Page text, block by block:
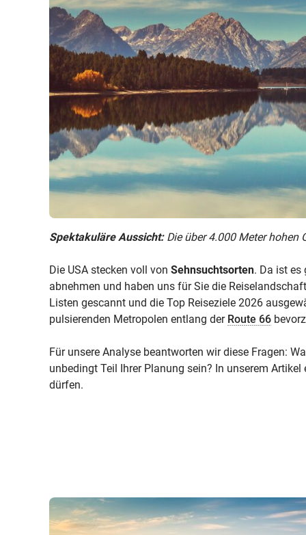
Spektakuläre Aussicht: Die über 4.000 Meter hohen
Die USA stecken voll von Sehnsuchtsorten. Da ist es
abnehmen und haben uns für Sie die
Listen gescannt und die Top Reiseziele 2026
pulsierenden Metropolen entlang der Route 66
Für unsere Analyse beantworten wir diese Fragen:
unbedingt Teil Ihrer Planung sein? In unserem
dürfen.